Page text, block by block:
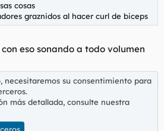
cosas
graznidos al hacer curl de biceps
eso sonando a todo volumen
necesitaremos su consentimiento para
más detallada, consulte nuestra